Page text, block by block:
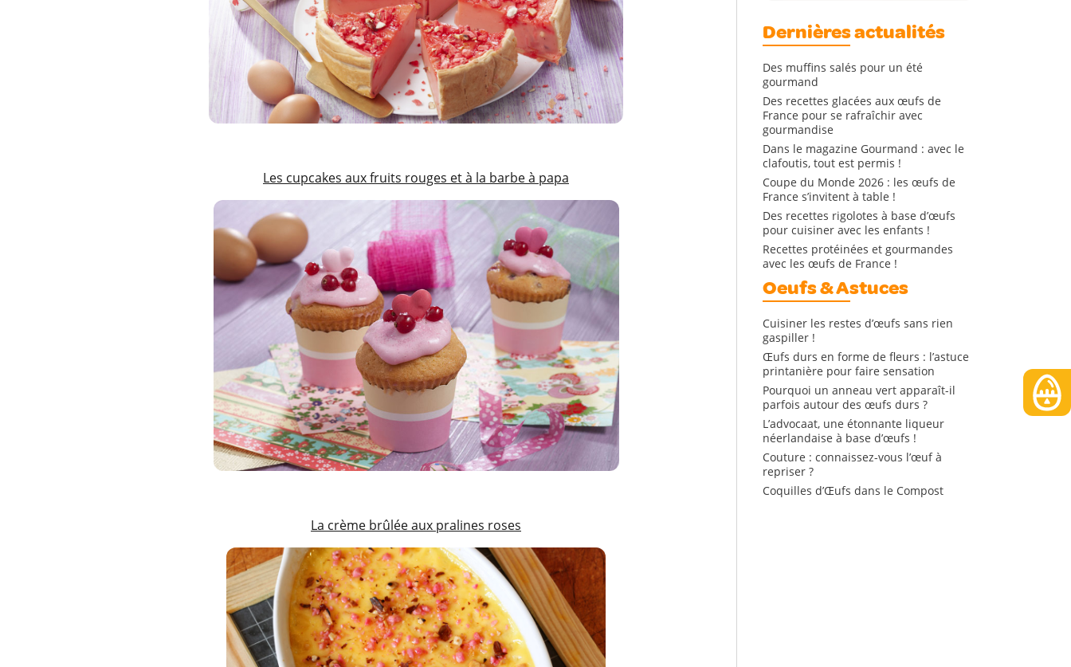
Les cupcakes aux fruits rouges et à la barbe à papa
La crème brûlée aux pralines roses
Dernières actualités
Des muffins salés pour un été
gourmand
Des recettes glacées aux œufs de
France pour se rafraîchir avec
gourmandise
Dans le magazine Gourmand : avec le
clafoutis, tout est permis !
Coupe du Monde 2026 : les œufs de
France s’invitent à table !
Des recettes rigolotes à base d’œufs
pour cuisiner avec les enfants !
Recettes protéinées et gourmandes
avec les œufs de France !
Oeufs & Astuces
Cuisiner les restes d’œufs sans rien
gaspiller !
Œufs durs en forme de fleurs : l’astuce
printanière pour faire sensation
Pourquoi un anneau vert apparaît-il
parfois autour des œufs durs ?
L’advocaat, une étonnante liqueur
néerlandaise à base d’œufs !
Couture : connaissez-vous l’œuf à
repriser ?
Coquilles d’Œufs dans le Compost